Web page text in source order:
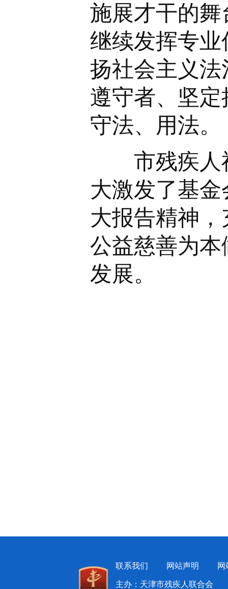
施展才干的
继续发挥专
扬社会主义
遵守者、坚
守法、用法。
市残疾人福
大激发了基
大报告精神
公益慈善为
发展。
联系我们 网站声明 网
主办：天津市残疾人联合会